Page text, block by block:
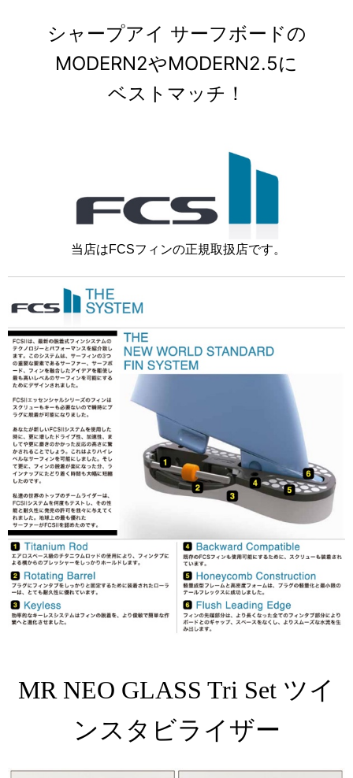
シャープアイ サーフボードの
MODERN2やMODERN2.5に
ベストマッチ！
当店はFCSフィンの正規取扱店です。
MR NEO GLASS Tri Set ツイ
ンスタビライザー